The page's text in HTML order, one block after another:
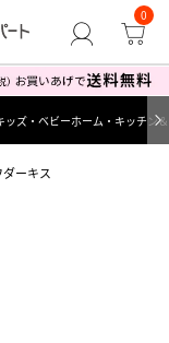
0
ッズ・ベビーホーム・キッチン
ーキス